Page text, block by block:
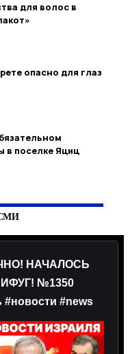
для волос в
опасно для глаз
в поселке Яциц
СМИ